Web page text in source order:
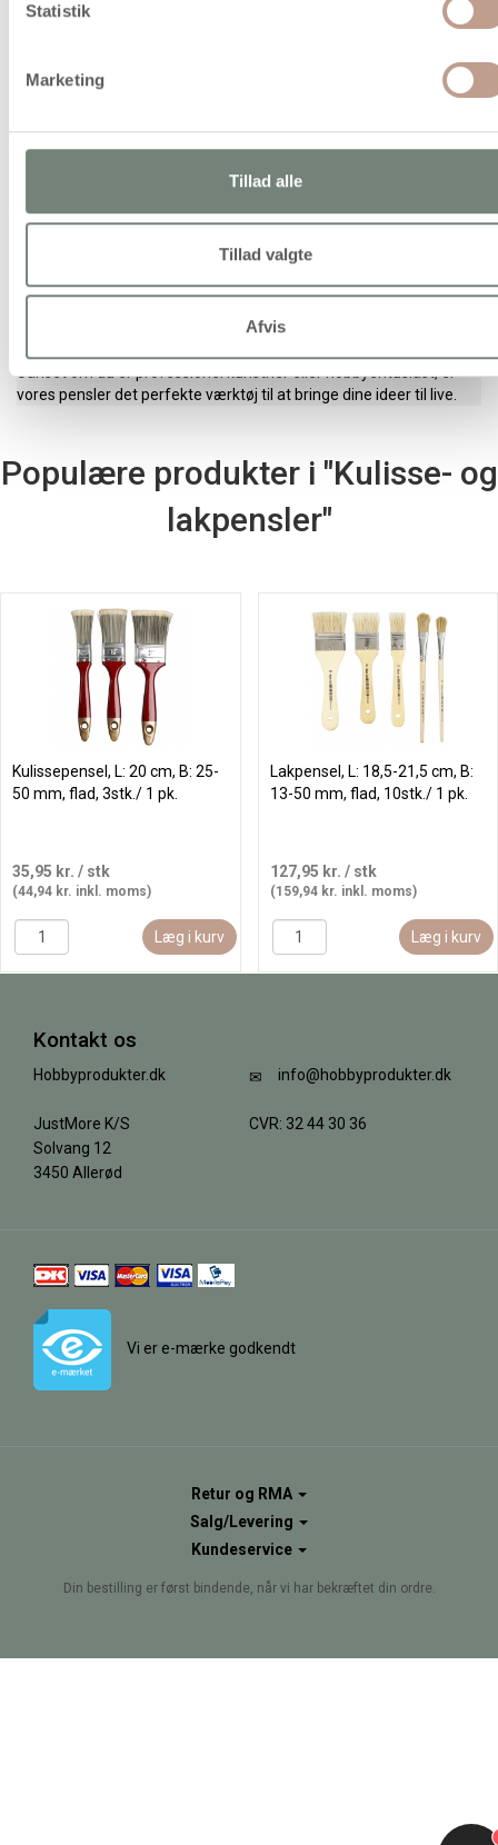
Statistik
Marketing
Tillad alle
Tillad valgte
Afvis
Giv dit kunstværk liv!
Opdag vores udvalg af kulisse- og lakpensler, skræddersyet til dine
kontrol, uanset om du maler små detaljer eller store overflader.
jævn påføring og professionelle resultater. Vælg mellem
forskellige størrelser og typer, der passer til dine specifikke
fremhæve detaljerne og skabe enestående kunstværker. Giv dine
Uanset om du er professionel kunstner eller hobbyentusiast, er
vores pensler det perfekte værktøj til at bringe dine ideer til live.
Populære produkter i "Kulisse- og
lakpensler"
Kulissepensel, L: 20 cm, B: 25-
50 mm, flad, 3stk./ 1 pk.
35,95 kr. / stk
(44,94 kr. inkl. moms)
Læg i kurv
Lakpensel, L: 18,5-21,5 cm, B:
13-50 mm, flad, 10stk./ 1 pk.
127,95 kr. / stk
(159,94 kr. inkl. moms)
Læg i kurv
Kontakt os
Hobbyprodukter.dk
JustMore K/S
Solvang 12
3450 Allerød
info@hobbyprodukter.dk
CVR: 32 44 30 36
Vi er e-mærke godkendt
Retur og RMA
Salg/Levering
Kundeservice
Din bestilling er først bindende, når vi har bekræftet din ordre.